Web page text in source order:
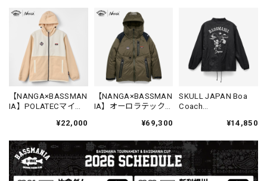
【Seamania】Uv Rush Cool Logo Zip Parka［BLK］［LIMITED］
ブラック L
2026/07/30
発送も早く着心地最高！！！！ セットアップで短パンも買
えば良かった！！
Logo Sweat Zip Parka [ASH GRY]
アッシュグレー XXL
2026/07/30
【NANGA×BASSMAN
IA】POLATECマイク
ト ［OFF WHT］［限
¥22,000
【NANGA×BASSMAN
IA】オーロラテックマ
ケット ［KHA］［限
¥69,300
SKULL JAPAN Boa
Coach
¥14,850